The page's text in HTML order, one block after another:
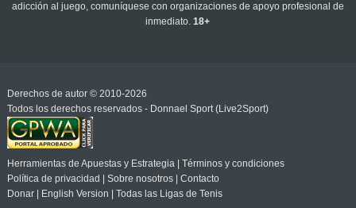
adicción al juego, comuníquese con organizaciones de apoyo profesional de
inmediato.18+
Derechos de autor © 2010-2026
Todos los derechos reservados - Donnael Sport (Live2Sport)
Herramientas de Apuestas y Estrategia| Términos y condiciones
Política de privacidad
Sobre nosotros| Contacto
Donar| English Version Todas las Ligas de Tenis